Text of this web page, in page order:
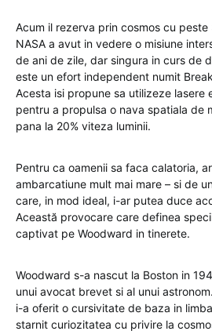
Acum il rezerva prin cosmos cu
NASA a avut in vedere o misiune
de ani de zile, dar singura in curs de
este un efort independent numit
Acesta isi propune sa utilizeze lasere
pentru a propulsa o nava spatiala de
pana la 20% viteza luminii.
Pentru ca oamenii sa faca calatoria,
ambarcatiune mult mai mare – si de
care, in mod ideal, i-ar putea duce
Această provocare care definea
captivat pe Woodward in tinerete.
Woodward s-a nascut la Boston in
unui avocat brevet si al unui
i-a oferit o cursivitate de baza in
starnit curiozitatea cu privire la